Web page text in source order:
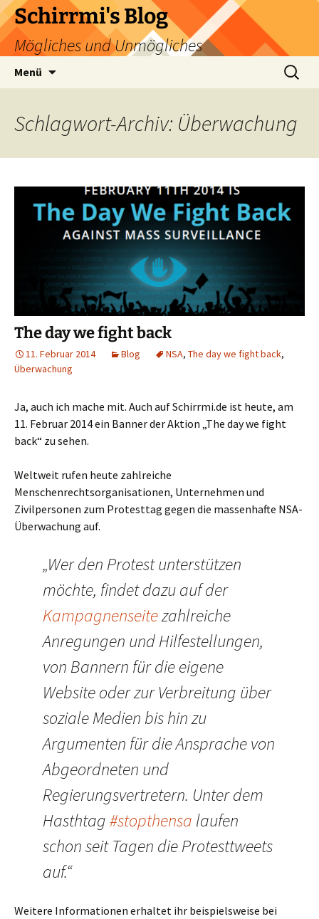
Zum
Inhalt
springen
Schirrmi's Blog
Mögliches und Unmögliches
Menü
Suchen
nach:
Schlagwort-Archiv: Überwachung
The day we fight back
11. Februar 2014 Blog NSA, The day we fight back,
Überwachung
Ja, auch ich mache mit. Auch auf Schirrmi.de ist heute, am
11. Februar 2014 ein Banner der Aktion „The day we fight
back“ zu sehen.
Weltweit rufen heute zahlreiche
Menschenrechtsorganisationen, Unternehmen und
Zivilpersonen zum Protesttag gegen die massenhafte NSA-
Überwachung auf.
„Wer den Protest unterstützen
möchte, findet dazu auf der
Kampagnenseitezahlreiche
Anregungen und Hilfestellungen,
von Bannern für die eigene
Website oder zur Verbreitung über
soziale Medien bis hin zu
Argumenten für die Ansprache von
Abgeordneten und
Regierungsvertretern. Unter dem
Hasthtag#stopthensa laufen
schon seit Tagen die Protesttweets
auf.“
Weitere Informationen erhaltet ihr beispielsweise bei